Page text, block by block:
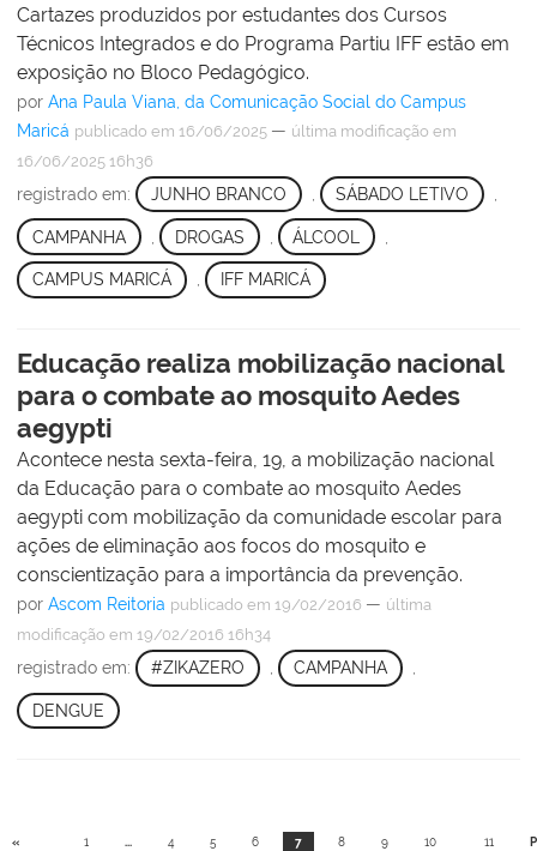
Cartazes produzidos por estudantes dos Cursos
Técnicos Integrados e do Programa Partiu IFF estão em
exposição no Bloco Pedagógico.
por Ana Paula Viana, da Comunicação Social do Campus
Maricá publicado em 16/06/2025 — última modificação em
16/06/2025 16h36
registrado em: JUNHO BRANCO SÁBADO LETIVO
CAMPANHA DROGAS ÁLCOOL
CAMPUS MARICÁ , IFF MARICÁ
Educação realiza mobilização nacional
para o combate ao mosquito Aedes
aegypti
Acontece nesta sexta-feira, 19, a mobilização nacional
da Educação para o combate ao mosquito Aedes
aegypti com mobilização da comunidade escolar para
ações de eliminação aos focos do mosquito e
conscientização para a importância da prevenção.
por Ascom Reitoria publicado em 19/02/2016 — última
modificação em 19/02/2016 16h34
registrado em: #ZIKAZERO CAMPANHA
DENGUE
«
1 ... 4 5 6 7 8 9 10 11